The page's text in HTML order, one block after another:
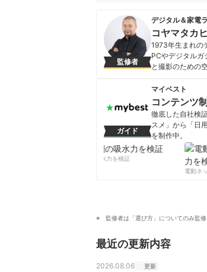
監修者
デジタル＆家電
コヤマタカ
1973年生まれの
PCやデジタルガ
と撮影のための
コヤマタカヒ
ガイド
マイベスト
コンテンツ
徹底した自社検
スメ」から「日
を制作中。
コンテンツ制
柔軟剤の吸水力を検証
電動ネッ
監修者は「選び方」についてのみ監
最近の更新内容
2026.08.06 更新